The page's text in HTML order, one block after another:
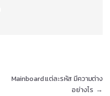
Mainboard แต่ละรหัส มีความต่าง
อย่างไร →